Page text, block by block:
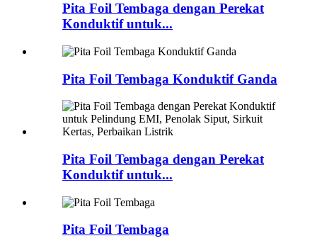
Pita Foil Tembaga dengan Perekat
Konduktif untuk...
Pita Foil Tembaga Konduktif Ganda
Pita Foil Tembaga dengan Perekat
Konduktif untuk...
Pita Foil Tembaga